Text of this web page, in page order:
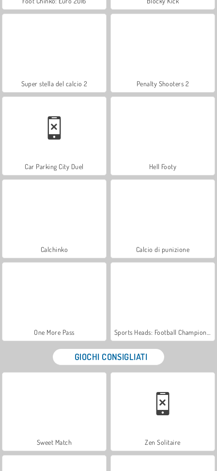
Super stella del calcio 2 Penalty Shooters 2
Car Parking City Duel Hell Footy
Calchinko Calcio di punizione
One More Pass
GIOCHI CONSIGLIATI
Sweet Match Zen Solitaire